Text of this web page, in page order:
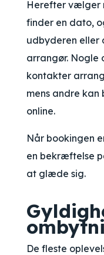
Herefter vælger
finder en dato,
udbyderen eller
arrangør. Nogle
kontakter
mens andre kan
online.
Når bookingen
en bekræftelse
at glæde sig.
De fleste